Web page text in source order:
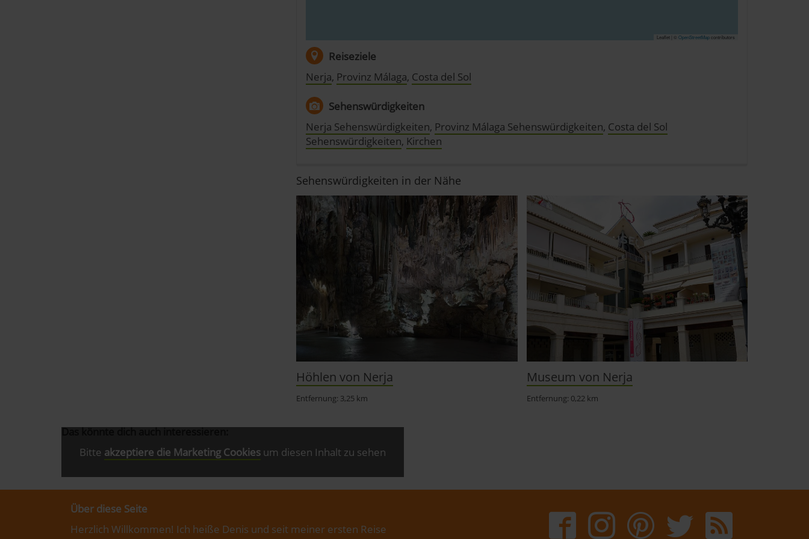
Leaflet | © OpenStreetMapcontributors
Reiseziele
Nerja, Provinz Málaga, Costa del Sol
Sehenswürdigkeiten
Nerja Sehenswürdigkeiten, Provinz Málaga Sehenswürdigkeiten, Costa del Sol
Sehenswürdigkeiten, Kirchen
Sehenswürdigkeiten in der Nähe
Höhlen von Nerja
Entfernung: 3,25 km
Museum von Nerja
Entfernung: 0,22 km
Das könnte dich auch interessieren:
Bitte akzeptiere die Marketing Cookies um diesen Inhalt zu sehen
Über diese Seite
Herzlich Willkommen! Ich heiße Denis und seit meiner ersten Reise